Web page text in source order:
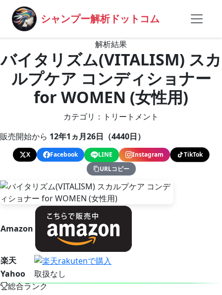
シャンプー解析ドットコム
解析結果
バイタリズム(VITALISM) スカ
ルプケア コンディショナー
for WOMEN (女性用)
カテゴリ：トリートメント
販売開始から 12年1ヵ月26日（4440日）
X Facebook LINE Instagram
TikTok
URLコピー
Amazon
楽天
Yahoo
取扱なし
総合ランク